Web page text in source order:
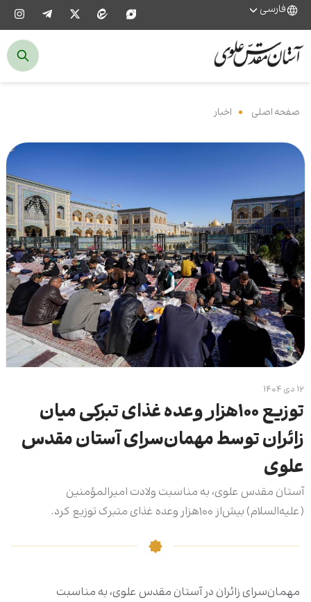
فارسی
صفحه اصلی اخبار
۱۲ دی ۱۴۰۴
توزیع ۱۰۰هزار وعده غذای تبرکی میان
زائران توسط مهمان‌سرای آستان مقدس
علوی
آستان مقدس علوی، به مناسبت ولادت امیرالمؤمنین
(علیه‌السلام) بیش‌از ۱۰۰هزار وعده غذای متبرک توزیع کرد.
مهمان‌سرای زائران در آستان مقدس علوی، به مناسبت